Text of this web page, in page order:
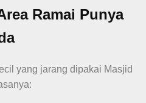
Ramai Punya
yang jarang dipakai Masjid